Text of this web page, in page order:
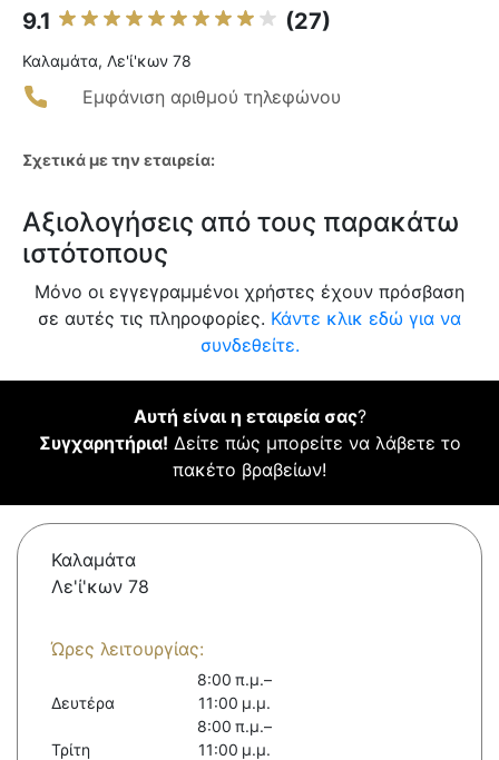
9.1 (27)
Καλαμάτα, Λε'ί'κων 78
Εμφάνιση αριθμού τηλεφώνου
Σχετικά με την εταιρεία:
Αξιολογήσεις από τους παρακάτω
ιστότοπους
Μόνο οι εγγεγραμμένοι χρήστες έχουν πρόσβαση
σε αυτές τις πληροφορίες. Κάντε κλικ εδώ για να
συνδεθείτε.
Αυτή είναι η εταιρεία σας?
Συγχαρητήρια! Δείτε πώς μπορείτε να λάβετε το
πακέτο βραβείων!
Καλαμάτα
Λε'ί'κων 78
Ώρες λειτουργίας:
Δευτέρα
8:00 π.μ.–
11:00 μ.μ.
Τρίτη
8:00 π.μ.–
11:00 μ.μ.